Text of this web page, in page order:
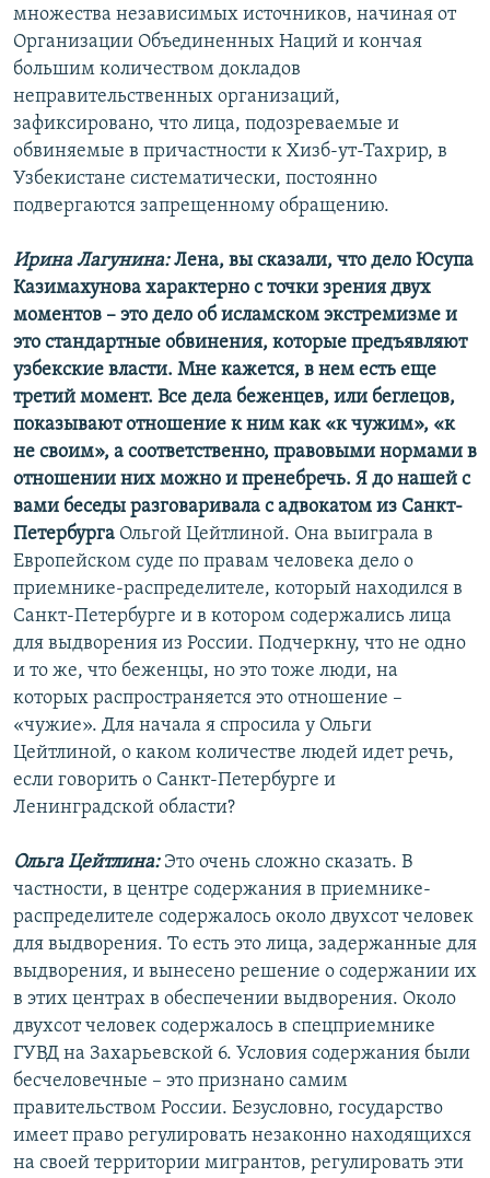
множества независимых источников, начиная от
Организации Объединенных Наций и кончая
большим количеством докладов
неправительственных организаций,
зафиксировано, что лица, подозреваемые и
обвиняемые в причастности к Хизб-ут-Тахрир, в
Узбекистане систематически, постоянно
подвергаются запрещенному обращению.
Ирина Лагунина: Лена, вы сказали, что дело Юсупа
Казимахунова характерно с точки зрения двух
моментов – это дело об исламском экстремизме и
это стандартные обвинения, которые предъявляют
узбекские власти. Мне кажется, в нем есть еще
третий момент. Все дела беженцев, или беглецов,
показывают отношение к ним как «к чужим», «к
не своим», а соответственно, правовыми нормами в
отношении них можно и пренебречь. Я до нашей с
вами беседы разговаривала с адвокатом из Санкт-
Петербурга Ольгой Цейтлиной. Она выиграла в
Европейском суде по правам человека дело о
приемнике-распределителе, который находился в
Санкт-Петербурге и в котором содержались лица
для выдворения из России. Подчеркну, что не одно
и то же, что беженцы, но это тоже люди, на
которых распространяется это отношение –
«чужие». Для начала я спросила у Ольги
Цейтлиной, о каком количестве людей идет речь,
если говорить о Санкт-Петербурге и
Ленинградской области?
Ольга Цейтлина:Это очень сложно сказать. В
частности, в центре содержания в приемнике-
распределителе содержалось около двухсот человек
для выдворения. То есть это лица, задержанные для
выдворения, и вынесено решение о содержании их
в этих центрах в обеспечении выдворения. Около
двухсот человек содержалось в спецприемнике
ГУВД на Захарьевской 6. Условия содержания были
бесчеловечные – это признано самим
правительством России. Безусловно, государство
имеет право регулировать незаконно находящихся
на своей территории мигрантов, регулировать эти